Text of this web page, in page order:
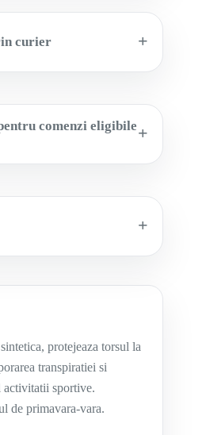
curier
comenzi eligibile
protejeaza torsul la
transpiratiei si
sportive.
de primavara-vara.